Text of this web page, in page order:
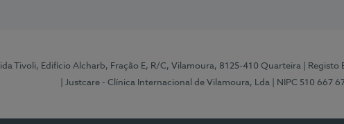
Tivoli, Edifício Alcharb, Fração E, R/C, Vilamoura, 8125-410 Quarteira | Registo
| Justcare - Clínica Internacional de Vilamoura, Lda
| NIPC 510 667